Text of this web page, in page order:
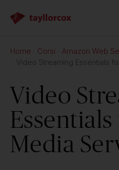
Home Corsi
Amazon Web
Video Streaming Essentials
Video
Essentials
Media